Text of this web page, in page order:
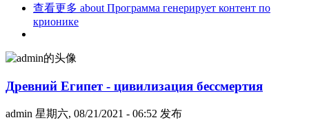
查看更多 about Программа генерирует контент по
крионике
Древний Египет - цивилизация бессмертия
admin 星期六, 08/21/2021 - 06:52 发布